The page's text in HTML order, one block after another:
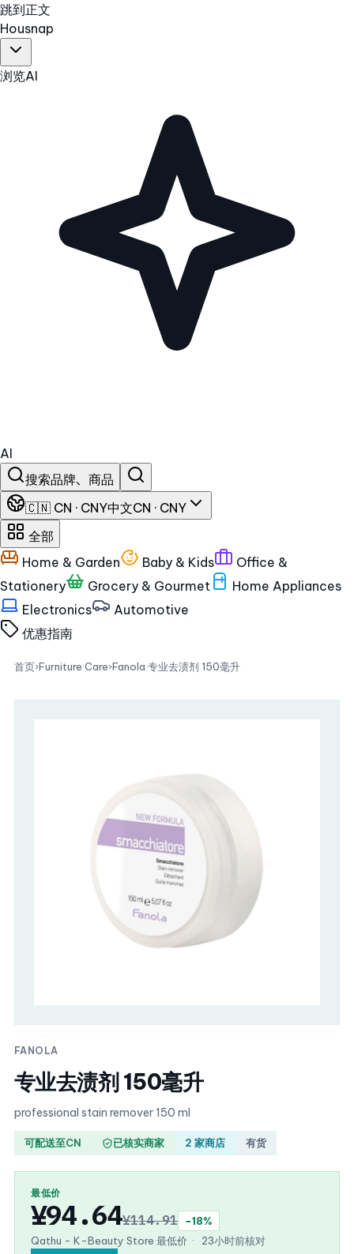
跳到正文
Housnap
浏览AI
AI
搜索品牌、商品
🇨🇳 CN · CNY中文CN · CNY
全部
Home & Garden
Baby & Kids
Office &
Stationery
Grocery & Gourmet
Home Appliances
Electronics
Automotive
优惠指南
首页›Furniture Care›Fanola 专业去渍剂 150毫升
FANOLA
专业去渍剂 150毫升
professional stain remover 150 ml
可配送至CN 已核实商家 2 家商店 有货
最低价
¥94.64¥114.91
−18%
Qathu - K-Beauty Store 最低价 · 23小时前核对